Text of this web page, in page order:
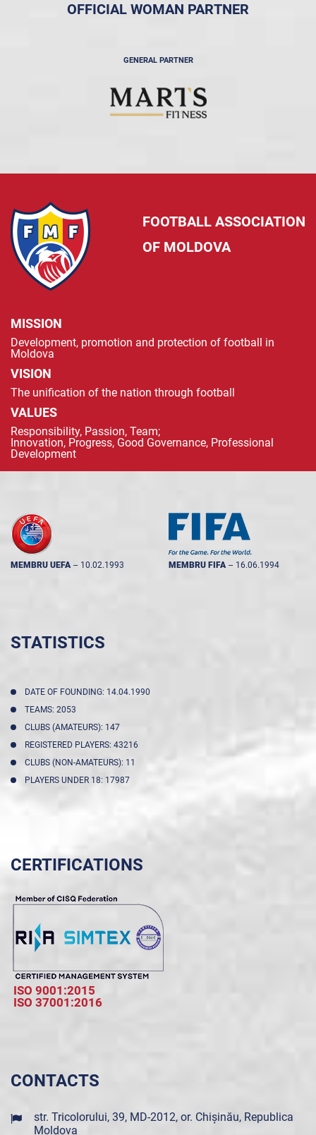
OFFICIAL WOMAN PARTNER
GENERAL PARTNER
FOOTBALL ASSOCIATION
OF MOLDOVA
MISSION
Development, promotion and protection of football in
Moldova
VISION
The unification of the nation through football
VALUES
Responsibility, Passion, Team;
Innovation, Progress, Good Governance, Professional
Development
MEMBRU UEFA -- 10.02.1993 MEMBRU FIFA -- 16.06.1994
STATISTICS
DATE OF FOUNDING: 14.04.1990
TEAMS: 2053
CLUBS (AMATEURS): 147
REGISTERED PLAYERS: 43216
CLUBS (NON-AMATEURS): 11
PLAYERS UNDER 18: 17987
CERTIFICATIONS
ISO 9001:2015
ISO 37001:2016
CONTACTS
str. Tricolorului, 39, MD-2012, or. Chișinău, Republica
Moldova